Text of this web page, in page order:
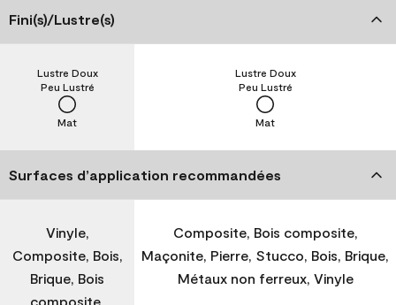
Fini(s)/Lustre(s)
Mat
Peu Lustré
Lustre Doux
Mat
Peu Lustré
Lustre Doux
Surfaces d’application recommandées
Vinyle,
Composite, Bois,
Brique, Bois
composite,
Composite, Bois composite,
Maçonite, Pierre, Stucco, Bois, Brique,
Métaux non ferreux, Vinyle